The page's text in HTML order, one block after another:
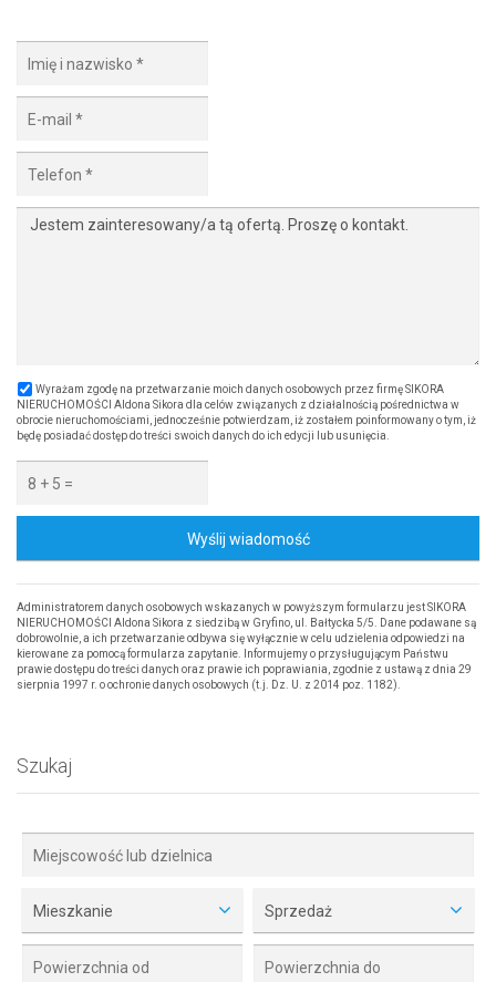
Wyrażam zgodę na przetwarzanie moich danych osobowych przez firmę SIKORA
NIERUCHOMOŚCI Aldona Sikora dla celów związanych z działalnością pośrednictwa w
obrocie nieruchomościami, jednocześnie potwierdzam, iż zostałem poinformowany o tym, iż
będę posiadać dostęp do treści swoich danych do ich edycji lub usunięcia.
Wyślij wiadomość
Administratorem danych osobowych wskazanych w powyższym formularzu jest SIKORA
NIERUCHOMOŚCI Aldona Sikora z siedzibą w Gryfino, ul. Bałtycka 5/5. Dane podawane są
dobrowolnie, a ich przetwarzanie odbywa się wyłącznie w celu udzielenia odpowiedzi na
kierowane za pomocą formularza zapytanie. Informujemy o przysługującym Państwu
prawie dostępu do treści danych oraz prawie ich poprawiania, zgodnie z ustawą z dnia 29
sierpnia 1997 r. o ochronie danych osobowych (t.j. Dz. U. z 2014 poz. 1182).
Szukaj
Mieszkanie Sprzedaż